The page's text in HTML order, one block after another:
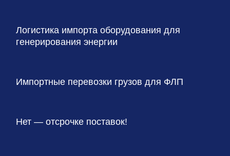
Логистика импорта оборудования для
генерирования энергии
Импортные перевозки грузов для ФЛП
Нет — отсрочке поставок!